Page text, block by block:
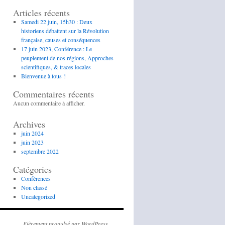
Articles récents
Samedi 22 juin, 15h30 : Deux
historiens débattent sur la Révolution
française, causes et conséquences
17 juin 2023, Conférence : Le
peuplement de nos régions, Approches
scientifiques, & traces locales
Bienvenue à tous !
Commentaires récents
Aucun commentaire à afficher.
Archives
juin 2024
juin 2023
septembre 2022
Catégories
Conférences
Non classé
Uncategorized